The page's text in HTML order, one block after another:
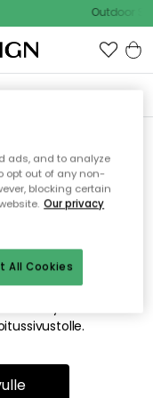
Outdoor
löydä
ole tai siitä, että se
mahdollisesti
ads, and to analyze
opt out of any non-
blocking certain
Our privacy
All Cookies